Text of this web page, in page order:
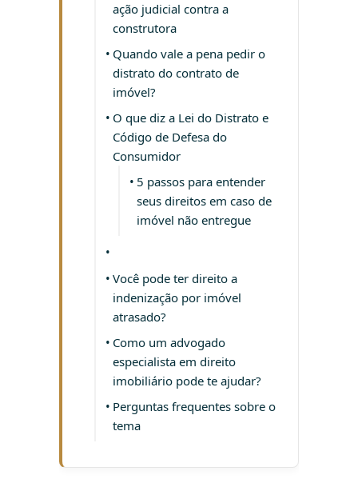
ação judicial contra a
construtora
Quando vale a pena pedir o
distrato do contrato de
imóvel?
O que diz a Lei do Distrato e
Código de Defesa do
Consumidor
5 passos para entender
seus direitos em caso de
imóvel não entregue
Você pode ter direito a
indenização por imóvel
atrasado?
Como um advogado
especialista em direito
imobiliário pode te ajudar?
Perguntas frequentes sobre o
tema